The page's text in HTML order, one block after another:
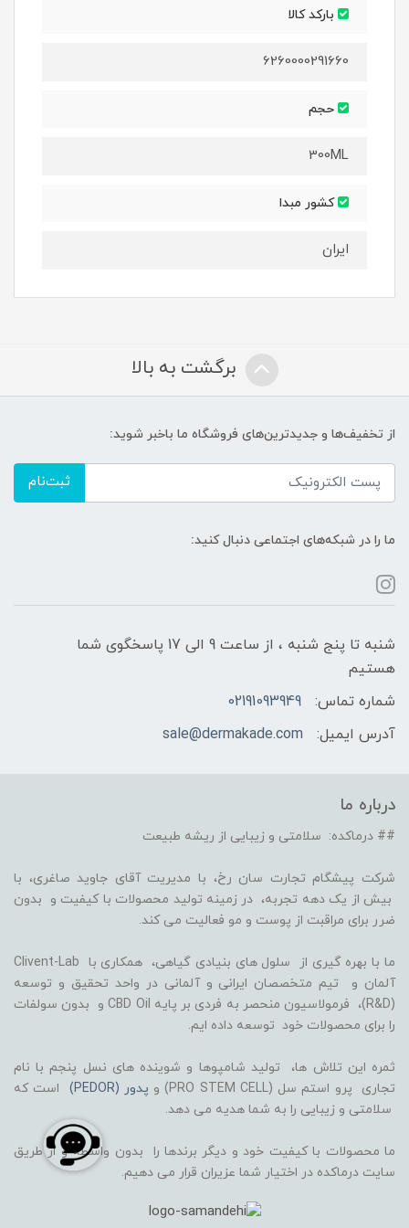
بارکد کالا
6260000291660
حجم
300ML
کشور مبدا
ایران
برگشت به بالا
از تخفیف‌ها و جدیدترین‌های فروشگاه ما باخبر شوید:
ثبت‌نام
ما را در شبکه‌های اجتماعی دنبال کنید:
شنبه تا پنج شنبه ، از ساعت 9 الی 17 پاسخگوی شما
هستیم
شماره تماس:
02191093949
آدرس ایمیل:
sale@dermakade.com
درباره ما
## درماکده: سلامتی و زیبایی از ریشه طبیعت
شرکت پیشگام تجارت سان رخ، با مدیریت آقای جاوید صاغری، با
بیش از یک دهه تجربه، در زمینه تولید محصولات با کیفیت و بدون
ضرر برای مراقبت از پوست و مو فعالیت می کند.
ما با بهره گیری از سلول های بنیادی گیاهی، همکاری با Clivent-Lab
آلمان و تیم متخصصان ایرانی و آلمانی در واحد تحقیق و توسعه
(R&D)، فرمولاسیون منحصر به فردی بر پایه CBD Oil و بدون سولفات
را برای محصولات خود توسعه داده ایم.
ثمره این تلاش ها، تولید شامپوها و شوینده های نسل پنجم با نام
تجاری پرو استم سل (PRO STEM CELL) و
پدور (PEDOR)
است که
سلامتی و زیبایی را به شما هدیه می دهد.
ما محصولات با کیفیت خود و دیگر برندها را بدون واسطه و از طریق
سایت درماکده در اختیار شما عزیران قرار می دهیم.